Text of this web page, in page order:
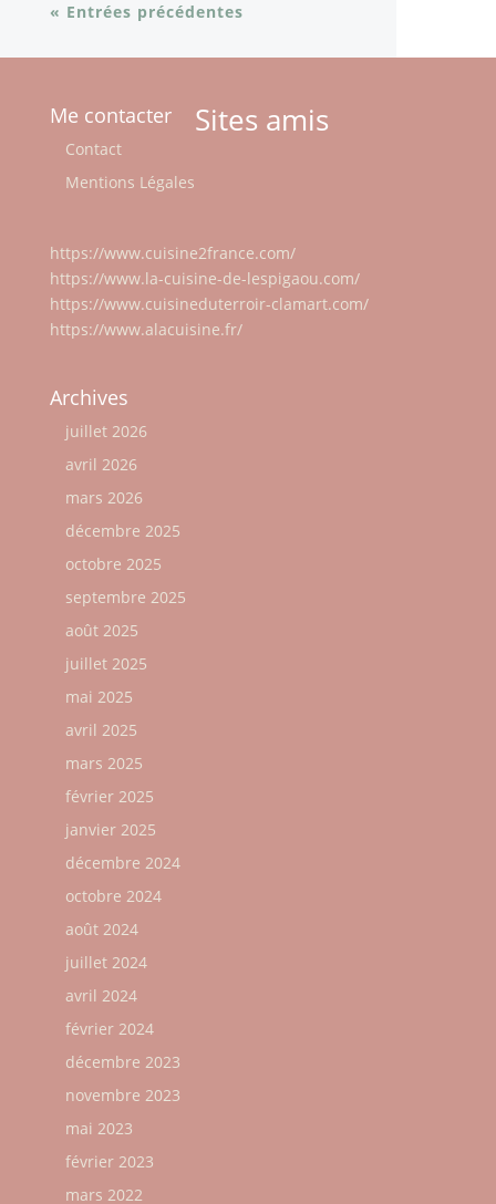
« Entrées précédentes
Me contacter
Contact
Mentions Légales
Sites amis
https://www.cuisine2france.com/
https://www.la-cuisine-de-lespigaou.com/
https://www.cuisineduterroir-clamart.com/
https://www.alacuisine.fr/
Archives
juillet 2026
avril 2026
mars 2026
décembre 2025
octobre 2025
septembre 2025
août 2025
juillet 2025
mai 2025
avril 2025
mars 2025
février 2025
janvier 2025
décembre 2024
octobre 2024
août 2024
juillet 2024
avril 2024
février 2024
décembre 2023
novembre 2023
mai 2023
février 2023
mars 2022